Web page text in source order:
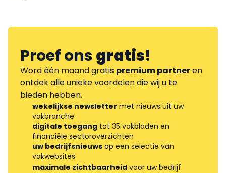
Proef onsgratis!
Word één maand gratis premium partneren
ontdek alle unieke voordelen die wij u te
bieden hebben.
wekelijkse newsletter met nieuws uit uw
vakbranche
digitale toegang tot 35 vakbladen en
financiële sectoroverzichten
uw bedrijfsnieuws op een selectie van
vakwebsites
maximale zichtbaarheid voor uw bedrijf